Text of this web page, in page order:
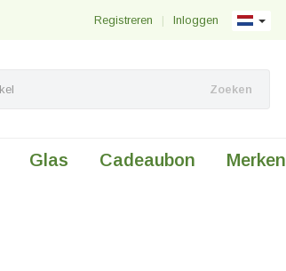
Inloggen
|
Registreren
Zoeken
Glas Cadeaubon Merken